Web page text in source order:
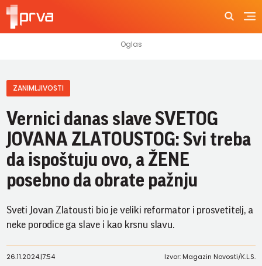
ZANIMLJIVOSTI
Vernici danas slave SVETOG
JOVANA ZLATOUSTOG: Svi treba
da ispoštuju ovo, a ŽENE
posebno da obrate pažnju
Sveti Jovan Zlatousti bio je veliki reformator i prosvetitelj, a
neke porodice ga slave i kao krsnu slavu.
26.11.2024.|7:54 Izvor: Magazin Novosti/K.L.S.